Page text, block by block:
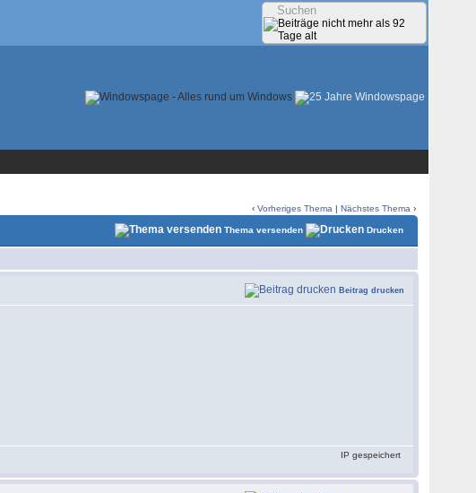
‹Vorheriges Thema |Nächstes Thema ›
Thema versenden Drucken
Beitrag drucken
IP gespeichert